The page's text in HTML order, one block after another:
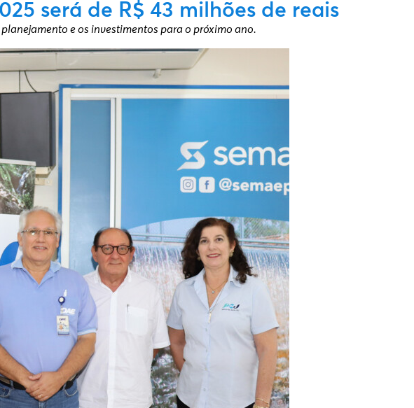
será de R$ 43 milhões de reais
e os investimentos para o próximo ano.